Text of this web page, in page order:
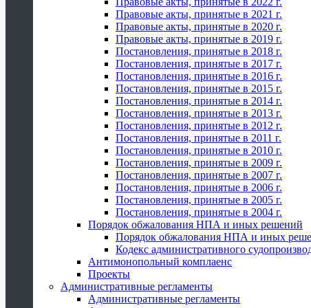
Правовые акты, принятые в 2021 г.
Правовые акты, принятые в 2020 г.
Правовые акты, принятые в 2019 г.
Постановления, принятые в 2018 г.
Постановления, принятые в 2017 г.
Постановления, принятые в 2016 г.
Постановления, принятые в 2015 г.
Постановления, принятые в 2014 г.
Постановления, принятые в 2013 г.
Постановления, принятые в 2012 г.
Постановления, принятые в 2011 г.
Постановления, принятые в 2010 г.
Постановления, принятые в 2009 г.
Постановления, принятые в 2007 г.
Постановления, принятые в 2006 г.
Постановления, принятые в 2005 г.
Постановления, принятые в 2004 г.
Порядок обжалования НПА и иных решений
Порядок обжалования НПА и иных
Кодекс административного
Антимонопольный комплаенс
Проекты
Административные регламенты
Административные регламенты